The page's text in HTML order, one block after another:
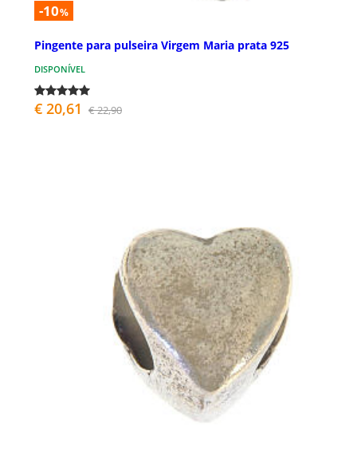
-10%
Pingente para pulseira Virgem Maria prata 925
DISPONÍVEL
€ 20,61 € 22,90